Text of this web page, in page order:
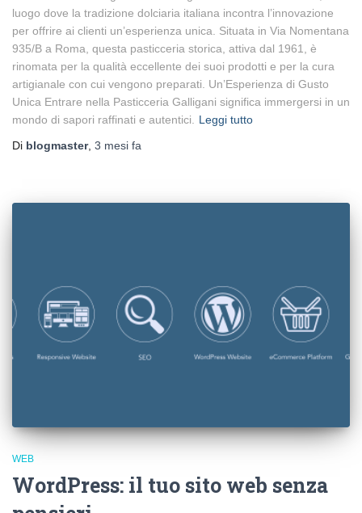
luogo dove la tradizione dolciaria italiana incontra l’innovazione
per offrire ai clienti un’esperienza unica. Situata in Via Nomentana
935/B a Roma, questa pasticceria storica, attiva dal 1961, è
rinomata per la qualità eccellente dei suoi prodotti e per la cura
artigianale con cui vengono preparati. Un’Esperienza di Gusto
Unica Entrare nella Pasticceria Galligani significa immergersi in un
mondo di sapori raffinati e autentici.
Leggi tutto
Di blogmaster, 3 mesi fa
WEB
WordPress: il tuo sito web senza